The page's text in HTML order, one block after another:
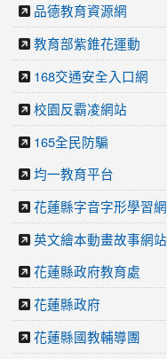
品德教育資源網
教育部紫錐花運動
168交通安全入口網
校園反霸凌網站
165全民防騙
均一教育平台
花蓮縣字音字形學習網
英文繪本動畫故事網站
花蓮縣政府教育處
花蓮縣政府
花蓮縣國教輔導團